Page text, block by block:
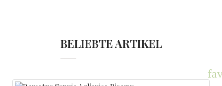
BELIEBTE ARTIKEL